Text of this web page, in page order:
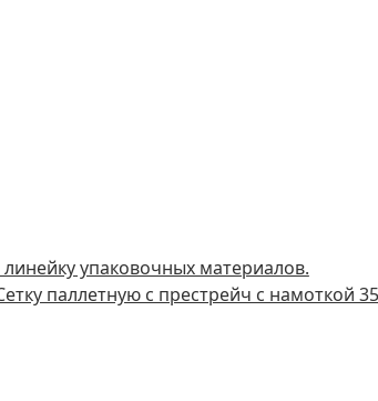
упаковочных материалов.
паллетную c престрейч с намоткой